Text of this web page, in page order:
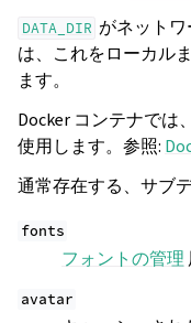
DATA_DIR がネット
は、これをローカル
ます。
Docker コンテナでは
使用します。参照:
通常存在する、サブ
fonts
フォントの管理
avatar